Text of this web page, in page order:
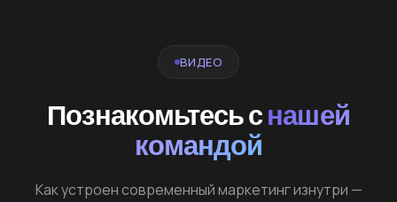
ВИДЕО
Познакомьтесь снашей
командой
Как устроен современный маркетинг изнутри —